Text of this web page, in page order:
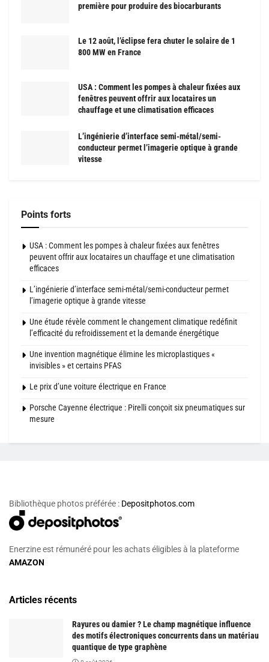
première pour produire des biocarburants
Le 12 août, l’éclipse fera chuter le solaire de 1
800 MW en France
USA : Comment les pompes à chaleur fixées aux
fenêtres peuvent offrir aux locataires un
chauffage et une climatisation efficaces
L’ingénierie d’interface semi-métal/semi-
conducteur permet l’imagerie optique à grande
vitesse
Points forts
USA : Comment les pompes à chaleur fixées aux fenêtres
peuvent offrir aux locataires un chauffage et une climatisation
efficaces
L’ingénierie d’interface semi-métal/semi-conducteur permet
l’imagerie optique à grande vitesse
Une étude révèle comment le changement climatique redéfinit
l’efficacité du refroidissement et la demande énergétique
Une invention magnétique élimine les microplastiques «
invisibles » et certains PFAS
Le prix d’une voiture électrique en France
Porsche Cayenne électrique : Pirelli conçoit six pneumatiques sur
mesure
Bibliothèque photos préférée : Depositphotos.com
Enerzine est rémunéré pour les achats éligibles à la plateforme
AMAZON
Articles récents
Rayures ou damier ? Le champ magnétique influence
des motifs électroniques concurrents dans un matériau
quantique de type graphène